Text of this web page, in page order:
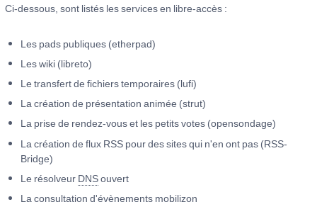
Ci-dessous, sont listés les services en libre-accès :
Les pads publiques (etherpad)
Les wiki (libreto)
Le transfert de fichiers temporaires (lufi)
La création de présentation animée (strut)
La prise de rendez-vous et les petits votes (opensondage)
La création de flux RSS pour des sites qui n'en ont pas (RSS-
Bridge)
Le résolveur DNSouvert
La consultation d'évènements mobilizon